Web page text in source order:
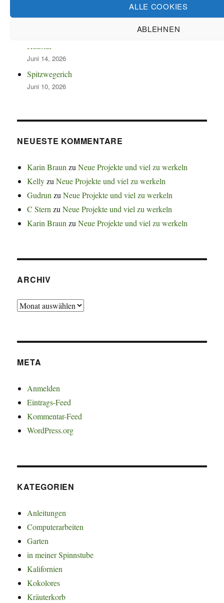
ALLE COOKIES
ABLEHNEN
Juli 7, 2026
Heft 15 des Literaturtreffs Grünau: Kunst vor unserer
Haustür
Juni 14, 2026
Spitzwegerich
Juni 10, 2026
NEUESTE KOMMENTARE
Karin BraunzuNeue Projekte und viel zu werkeln
KellyzuNeue Projekte und viel zu werkeln
GudrunzuNeue Projekte und viel zu werkeln
C SternzuNeue Projekte und viel zu werkeln
Karin BraunzuNeue Projekte und viel zu werkeln
ARCHIV
Archiv
META
Anmelden
Eintrags-Feed
Kommentar-Feed
WordPress.org
KATEGORIEN
Anleitungen
Computerarbeiten
Garten
in meiner Spinnstube
Kalifornien
Kokolores
Kräuterkorb